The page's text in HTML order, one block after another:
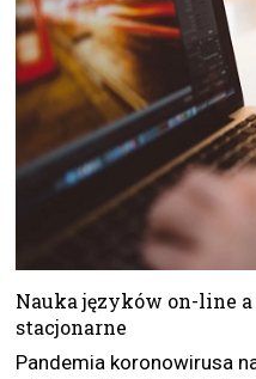
Nauka języków on-line
stacjonarne
Pandemia koronowirusa